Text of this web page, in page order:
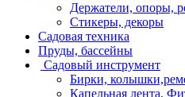
Держатели, опоры,
Стикеры, декоры
Садовая техника
Пруды, бассейны
Садовый инструмент
Бирки,
Капельная лента,